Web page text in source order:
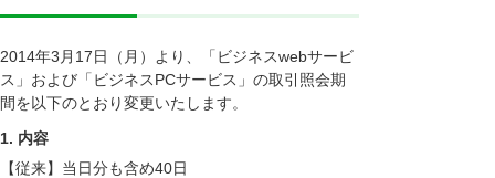
2014年3月17日（月）より、「ビジネスwebサービ
ス」および「ビジネスPCサービス」の取引照会期
間を以下のとおり変更いたします。
1. 内容
【従来】当日分も含め40日